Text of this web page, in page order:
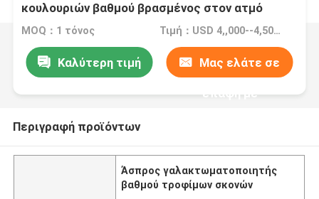
κουλουριών βαθμού βρασμένος στον ατμό
γαλακτωματοποιητής/χαρτοκιβώτιο
MOQ：1 τόνος Τιμή：USD 4,,000--4,500/ton FOB Port Guangzhou
Καλύτερη τιμή Μας ελάτε σε
επαφή με
Περιγραφή προϊόντων
Άσπρος γαλακτωματοποιητής
βαθμού τροφίμων σκονών